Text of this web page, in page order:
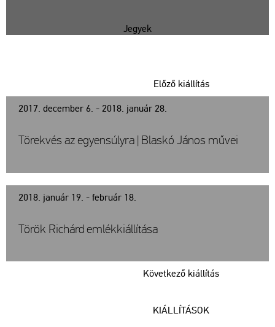
Jegyek
2017. december 6. - 2018. január 28.
Előző kiállítás
Törekvés az egyensúlyra | Blaskó János művei
2018. január 19. - február 18.
Következő kiállítás
Török Richárd emlékkiállítása
KIÁLLÍTÁSOK